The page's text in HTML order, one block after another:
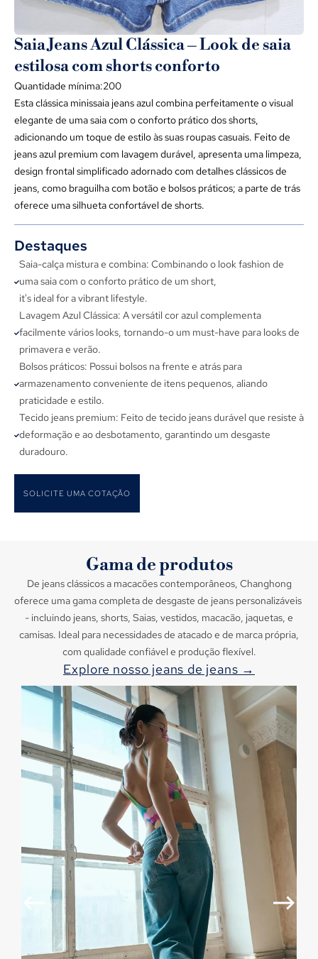
Saia Jeans Azul Clássica – Look de saia
estilosa com shorts conforto
Quantidade mínima:200
Esta clássica minissaia jeans azul combina perfeitamente o visual
elegante de uma saia com o conforto prático dos shorts,
adicionando um toque de estilo às suas roupas casuais. Feito de
jeans azul premium com lavagem durável, apresenta uma limpeza,
design frontal simplificado adornado com detalhes clássicos de
jeans, como braguilha com botão e bolsos práticos; a parte de trás
oferece uma silhueta confortável de shorts.
Destaques
Saia-calça mistura e combina: Combinando o look fashion de
uma saia com o conforto prático de um short,
it's ideal for a vibrant lifestyle.
Lavagem Azul Clássica: A versátil cor azul complementa
facilmente vários looks, tornando-o um must-have para looks de
primavera e verão.
Bolsos práticos: Possui bolsos na frente e atrás para
armazenamento conveniente de itens pequenos, aliando
praticidade e estilo.
Tecido jeans premium: Feito de tecido jeans durável que resiste à
deformação e ao desbotamento, garantindo um desgaste
duradouro.
SOLICITE UMA COTAÇÃO
Gama de produtos
De jeans clássicos a macacões contemporâneos, Changhong
oferece uma gama completa de desgaste de jeans personalizáveis ​​
- incluindo jeans, shorts, Saias, vestidos, macacão, jaquetas, e
camisas. Ideal para necessidades de atacado e de marca própria,
com qualidade confiável e produção flexível.
Explore nosso jeans de jeans →